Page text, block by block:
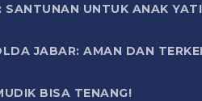
UNTUK ANAK
JABAR: AMAN DAN
BISA TENANG!